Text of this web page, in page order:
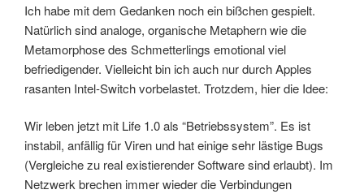
Ich habe mit dem Gedanken noch ein bißchen gespielt.
Natürlich sind analoge, organische Metaphern wie die
Metamorphose des Schmetterlings emotional viel
befriedigender. Vielleicht bin ich auch nur durch Apples
rasanten Intel-Switch vorbelastet. Trotzdem, hier die Idee:
Wir leben jetzt mit Life 1.0 als “Betriebssystem”. Es ist
instabil, anfällig für Viren und hat einige sehr lästige Bugs
(Vergleiche zu real existierender Software sind erlaubt). Im
Netzwerk brechen immer wieder die Verbindungen